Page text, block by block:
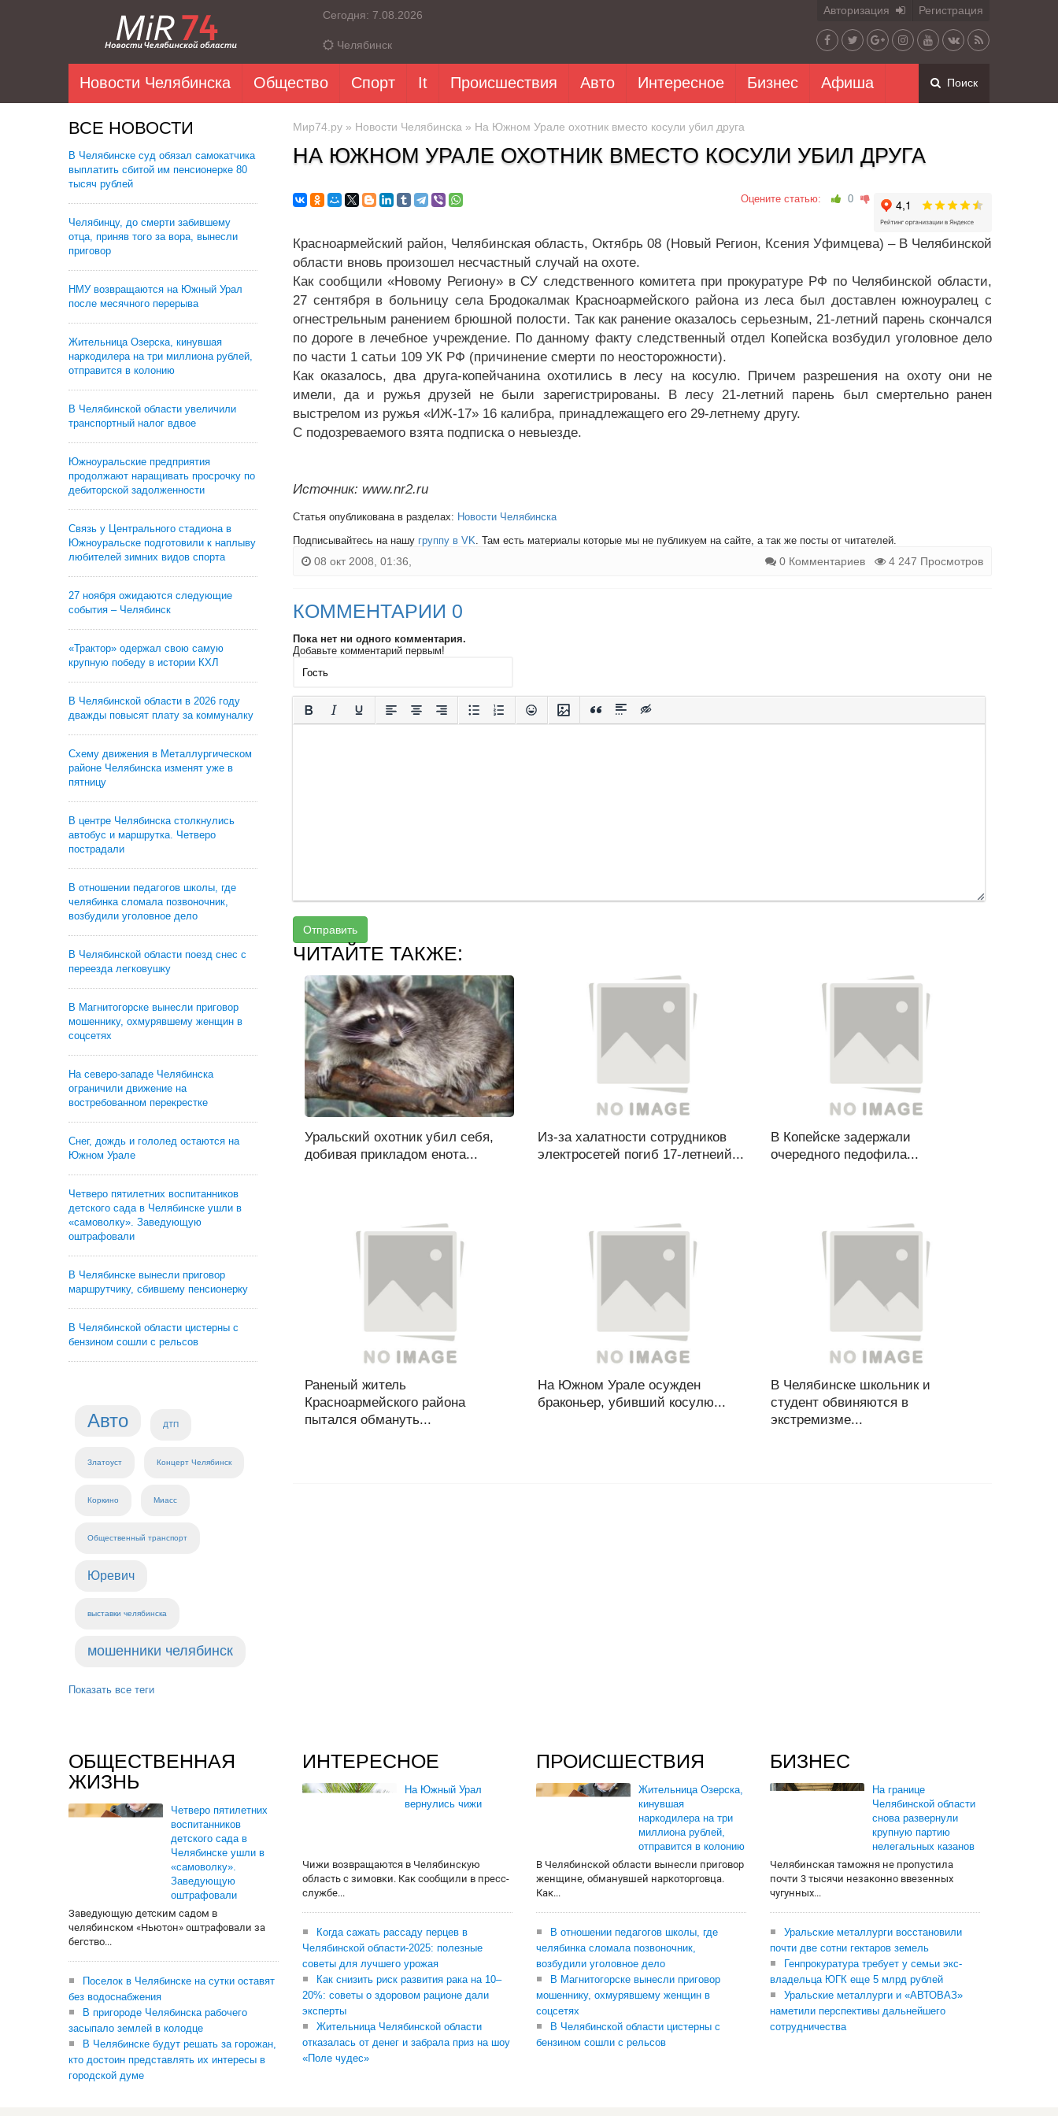
Сегодня: 7.08.2026
Челябинск
Авторизация Регистрация
Новости Челябинска Общество Спорт It Происшествия Авто Интересное Бизнес Афиша Поиск
ВСЕ НОВОСТИ
В Челябинске суд обязал самокатчика
выплатить сбитой им пенсионерке 80
тысяч рублей
Челябинцу, до смерти забившему
отца, приняв того за вора, вынесли
приговор
НМУ возвращаются на Южный Урал
после месячного перерыва
Жительница Озерска, кинувшая
наркодилера на три миллиона рублей,
отправится в колонию
В Челябинской области увеличили
транспортный налог вдвое
Южноуральские предприятия
продолжают наращивать просрочку по
дебиторской задолженности
Связь у Центрального стадиона в
Южноуральске подготовили к наплыву
любителей зимних видов спорта
27 ноября ожидаются следующие
события – Челябинск
«Трактор» одержал свою самую
крупную победу в истории КХЛ
В Челябинской области в 2026 году
дважды повысят плату за коммуналку
Схему движения в Металлургическом
районе Челябинска изменят уже в
пятницу
В центре Челябинска столкнулись
автобус и маршрутка. Четверо
пострадали
В отношении педагогов школы, где
челябинка сломала позвоночник,
возбудили уголовное дело
В Челябинской области поезд снес с
переезда легковушку
В Магнитогорске вынесли приговор
мошеннику, охмурявшему женщин в
соцсетях
На северо-западе Челябинска
ограничили движение на
востребованном перекрестке
Снег, дождь и гололед остаются на
Южном Урале
Четверо пятилетних воспитанников
детского сада в Челябинске ушли в
«самоволку». Заведующую
оштрафовали
В Челябинске вынесли приговор
маршрутчику, сбившему пенсионерку
В Челябинской области цистерны с
бензином сошли с рельсов
Авто ДТП
Златоуст Концерт Челябинск
Коркино Миасс
Общественный транспорт
Юревич
выставки челябинска
мошенники челябинск
Показать все теги
Мир74.ру » Новости Челябинска » На Южном Урале охотник вместо косули убил друга
НА ЮЖНОМ УРАЛЕ ОХОТНИК ВМЕСТО КОСУЛИ УБИЛ ДРУГА
Оцените статью: 0
Красноармейский район, Челябинская область, Октябрь 08 (Новый Регион, Ксения Уфимцева) – В Челябинской
области вновь произошел несчастный случай на охоте.
Как сообщили «Новому Региону» в СУ следственного комитета при прокуратуре РФ по Челябинской области,
27 сентября в больницу села Бродокалмак Красноармейского района из леса был доставлен южноуралец с
огнестрельным ранением брюшной полости. Так как ранение оказалось серьезным, 21-летний парень скончался
по дороге в лечебное учреждение. По данному факту следственный отдел Копейска возбудил уголовное дело
по части 1 сатьи 109 УК РФ (причинение смерти по неосторожности).
Как оказалось, два друга-копейчанина охотились в лесу на косулю. Причем разрешения на охоту они не
имели, да и ружья друзей не были зарегистрированы. В лесу 21-летний парень был смертельно ранен
выстрелом из ружья «ИЖ-17» 16 калибра, принадлежащего его 29-летнему другу.
С подозреваемого взята подписка о невыезде.
Источник: www.nr2.ru
Статья опубликована в разделах: Новости Челябинска
Подписывайтесь на нашу группу в VK. Там есть материалы которые мы не публикуем на сайте, а так же посты от читателей.
08 окт 2008, 01:36, 0 Комментариев 4 247 Просмотров
КОММЕНТАРИИ 0
Пока нет ни одного комментария.
Добавьте комментарий первым!
Отправить
ЧИТАЙТЕ ТАКЖЕ:
Уральский охотник убил себя,
добивая прикладом енота...
Из-за халатности сотрудников
электросетей погиб 17-летнеий...
В Копейске задержали
очередного педофила...
Раненый житель
Красноармейского района
пытался обмануть...
На Южном Урале осужден
браконьер, убивший косулю...
В Челябинске школьник и
студент обвиняются в
экстремизме...
ОБЩЕСТВЕННАЯ
ЖИЗНЬ
Четверо пятилетних
воспитанников
детского сада в
Челябинске ушли в
«самоволку».
Заведующую
оштрафовали
Заведующую детским садом в
челябинском «Ньютон» оштрафовали за
бегство...
Поселок в Челябинске на сутки оставят
без водоснабжения
В пригороде Челябинска рабочего
засыпало землей в колодце
В Челябинске будут решать за горожан,
кто достоин представлять их интересы в
городской думе
ИНТЕРЕСНОЕ
На Южный Урал
вернулись чижи
Чижи возвращаются в Челябинскую
область с зимовки. Как сообщили в пресс-
службе...
Когда сажать рассаду перцев в
Челябинской области-2025: полезные
советы для лучшего урожая
Как снизить риск развития рака на 10–
20%: советы о здоровом рационе дали
эксперты
Жительница Челябинской области
отказалась от денег и забрала приз на шоу
«Поле чудес»
ПРОИСШЕСТВИЯ
Жительница Озерска,
кинувшая
наркодилера на три
миллиона рублей,
отправится в колонию
В Челябинской области вынесли приговор
женщине, обманувшей наркоторговца.
Как...
В отношении педагогов школы, где
челябинка сломала позвоночник,
возбудили уголовное дело
В Магнитогорске вынесли приговор
мошеннику, охмурявшему женщин в
соцсетях
В Челябинской области цистерны с
бензином сошли с рельсов
БИЗНЕС
На границе
Челябинской области
снова развернули
крупную партию
нелегальных казанов
Челябинская таможня не пропустила
почти 3 тысячи незаконно ввезенных
чугунных...
Уральские металлурги восстановили
почти две сотни гектаров земель
Генпрокуратура требует у семьи экс-
владельца ЮГК еще 5 млрд рублей
Уральские металлурги и «АВТОВАЗ»
наметили перспективы дальнейшего
сотрудничества